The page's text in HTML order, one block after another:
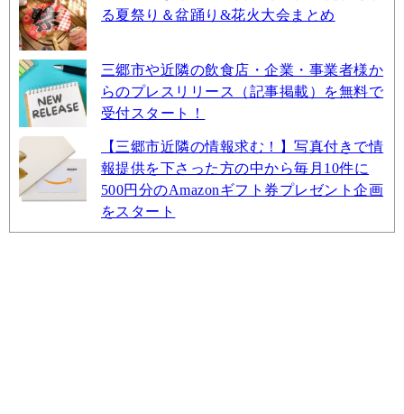
る夏祭り＆盆踊り&花火大会まとめ
三郷市や近隣の飲食店・企業・事業者様か
らのプレスリリース（記事掲載）を無料で
受付スタート！
【三郷市近隣の情報求む！】写真付きで情
報提供を下さった方の中から毎月10件に
500円分のAmazonギフト券プレゼント企画
をスタート